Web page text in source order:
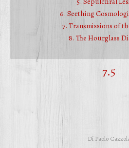
6. Seething
7. Transmissions of
8. The Hourglass
7.5
Di Paolo